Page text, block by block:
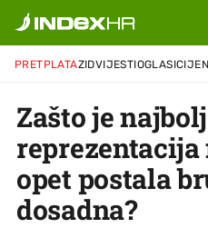
PRETPLATAZIDVIJESTIOGLASI
Zašto je
opet postala
dosadna?